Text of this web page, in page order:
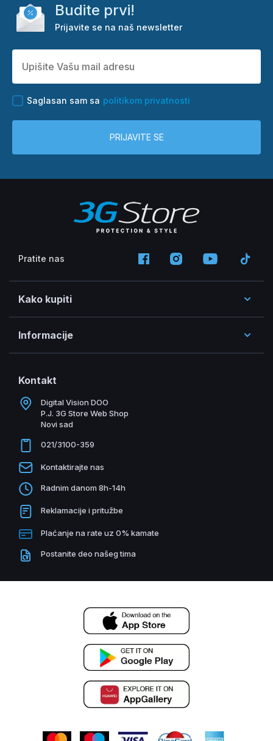
Budite prvi!
Prijavite se na naš newsletter
Saglasan sam sa politikom privatnosti
PRIJAVITE SE
Pratite nas
Kako kupiti
Informacije
Kontakt
Digital Vision DOO
P.J. 3G Store Web Shop
Novi sad
021/3100-359
Kontaktirajte nas
Radnim danom 8h-14h
Reklamacije i pritužbe
Plaćanje na rate uz 0% kamate
Postanite deo našeg tima